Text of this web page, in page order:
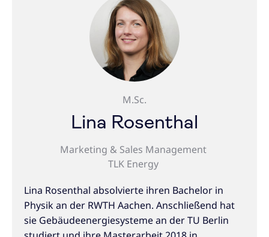
M.Sc.
Lina Rosenthal
Marketing & Sales Management
TLK Energy
Lina Rosenthal absolvierte ihren Bachelor in
Physik an der RWTH Aachen. Anschließend hat
sie Gebäudeenergiesysteme an der TU Berlin